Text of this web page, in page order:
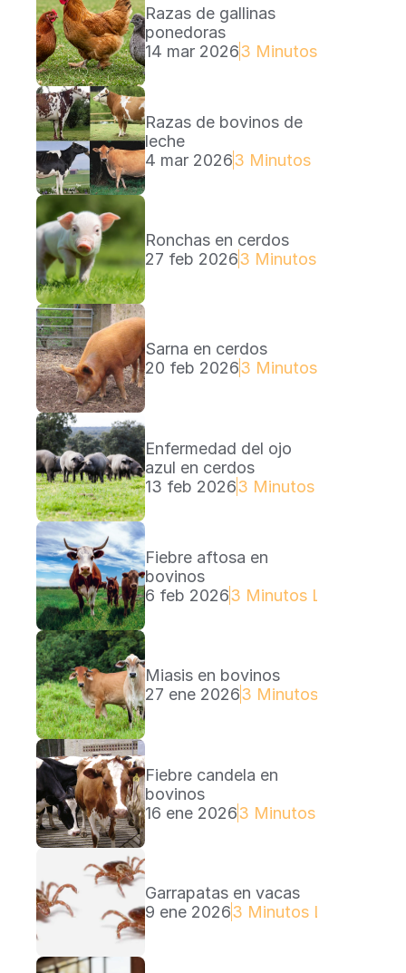
Razas de gallinas
ponedoras
14 mar 20263 Minutos Lectura
Razas de bovinos de
leche
4 mar 20263 Minutos Lectura
Ronchas en cerdos
27 feb 20263 Minutos Lectura
Sarna en cerdos
20 feb 20263 Minutos Lectura
Enfermedad del ojo
azul en cerdos
13 feb 20263 Minutos Lectura
Fiebre aftosa en
bovinos
6 feb 20263 Minutos Lectura
Miasis en bovinos
27 ene 20263 Minutos Lectura
Fiebre candela en
bovinos
16 ene 20263 Minutos Lectura
Garrapatas en vacas
9 ene 20263 Minutos Lectura